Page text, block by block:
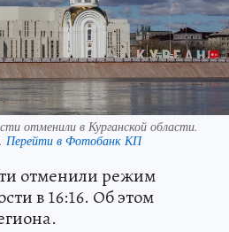
отменили в Курганской области.
Перейти в Фотобанк КП
отменили режим
в 16:16. Об этом